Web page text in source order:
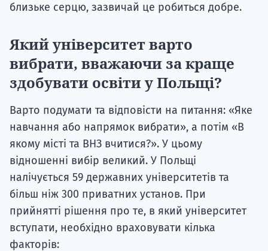
близьке серцю, зазвичай це робиться добре.
Який університет варто
вибрати, вважаючи за краще
здобувати освіти у Польщі?
Варто подумати та відповісти на питання: «Яке
навчання або напрямок вибрати», а потім «В
якому місті та ВНЗ вчитися?». У цьому
відношенні вибір великий. У Польщі
налічується 59 державних університетів та
більш ніж 300 приватних установ. При
прийнятті рішення про те, в який університет
вступати, необхідно враховувати кілька
факторів: